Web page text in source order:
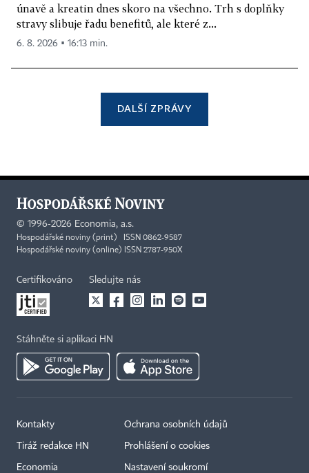
únavě a kreatin dnes skoro na všechno. Trh s doplňky
stravy slibuje řadu benefitů, ale které z...
6. 8. 2026 ▪ 16:13 min.
DALŠÍ ZPRÁVY
© 1996-2026 Economia, a.s.
Hospodářské noviny (print) ISSN 0862-9587
Hospodářské noviny (online) ISSN 2787-950X
Certifikováno Sledujte nás
Stáhněte si aplikaci HN
Kontakty
Tiráž redakce HN
Economia
Ochrana osobních údajů
Prohlášení o cookies
Nastavení soukromí